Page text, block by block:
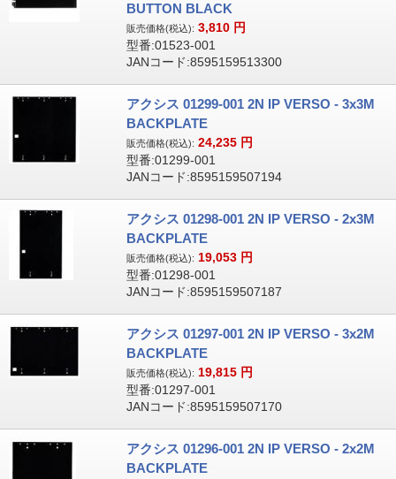
BUTTON BLACK
販売価格(税込): 3,810 円
型番:01523-001
JANコード:8595159513300
アクシス 01299-001 2N IP VERSO - 3x3M
BACKPLATE
販売価格(税込): 24,235 円
型番:01299-001
JANコード:8595159507194
アクシス 01298-001 2N IP VERSO - 2x3M
BACKPLATE
販売価格(税込): 19,053 円
型番:01298-001
JANコード:8595159507187
アクシス 01297-001 2N IP VERSO - 3x2M
BACKPLATE
販売価格(税込): 19,815 円
型番:01297-001
JANコード:8595159507170
アクシス 01296-001 2N IP VERSO - 2x2M
BACKPLATE